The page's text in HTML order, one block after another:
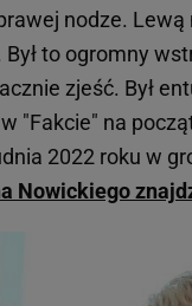
nodze.
to ogromny
zjeść. Był
"Fakcie" na
2022 roku w
Nowickiego